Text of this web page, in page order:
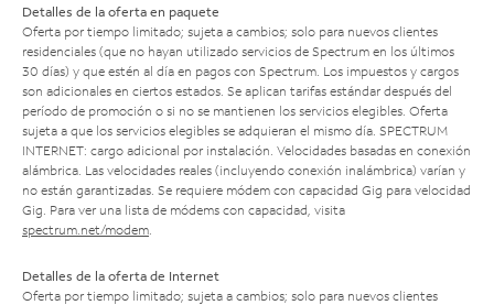
Detalles de la oferta en paquete
Oferta por tiempo limitado; sujeta a cambios; solo para nuevos clientes
residenciales (que no hayan utilizado servicios de Spectrum en los últimos
30 días) y que estén al día en pagos con Spectrum. Los impuestos y cargos
son adicionales en ciertos estados. Se aplican tarifas estándar después del
período de promoción o si no se mantienen los servicios elegibles. Oferta
sujeta a que los servicios elegibles se adquieran el mismo día. SPECTRUM
INTERNET: cargo adicional por instalación. Velocidades basadas en conexión
alámbrica. Las velocidades reales (incluyendo conexión inalámbrica) varían y
no están garantizadas. Se requiere módem con capacidad Gig para velocidad
Gig. Para ver una lista de módems con capacidad, visita
spectrum.net/modem
Detalles de la oferta de Internet
Oferta por tiempo limitado; sujeta a cambios; solo para nuevos clientes